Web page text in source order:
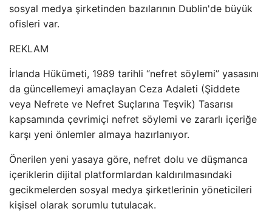
sosyal medya şirketinden bazılarının Dublin'de büyük
ofisleri var.
REKLAM
İrlanda Hükümeti, 1989 tarihli “nefret söylemi” yasasını
da güncellemeyi amaçlayan Ceza Adaleti (Şiddete
veya Nefrete ve Nefret Suçlarına Teşvik) Tasarısı
kapsamında çevrimiçi nefret söylemi ve zararlı içeriğe
karşı yeni önlemler almaya hazırlanıyor.
Önerilen yeni yasaya göre, nefret dolu ve düşmanca
içeriklerin dijital platformlardan kaldırılmasındaki
gecikmelerden sosyal medya şirketlerinin yöneticileri
kişisel olarak sorumlu tutulacak.